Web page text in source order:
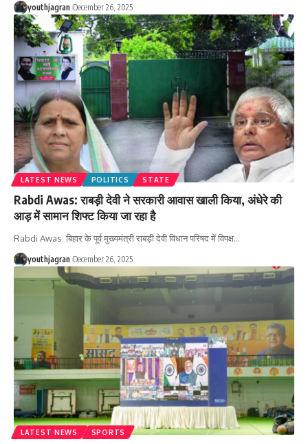
youthjagran December 26, 2025
LATEST NEWS POLITICS STATE
Rabdi Awas: राबड़ी देवी ने सरकारी आवास खाली किया, अंधेरे की
आड़ में सामान शिफ्ट किया जा रहा है
Rabdi Awas: बिहार के पूर्व मुख्यमंत्री राबड़ी देवी विधान परिषद में विपक्ष…
youthjagran December 26, 2025
LATEST NEWS SPORTS